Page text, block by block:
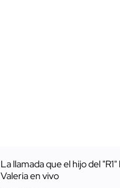
La llamada que el hijo del "R1"
Valeria en vivo